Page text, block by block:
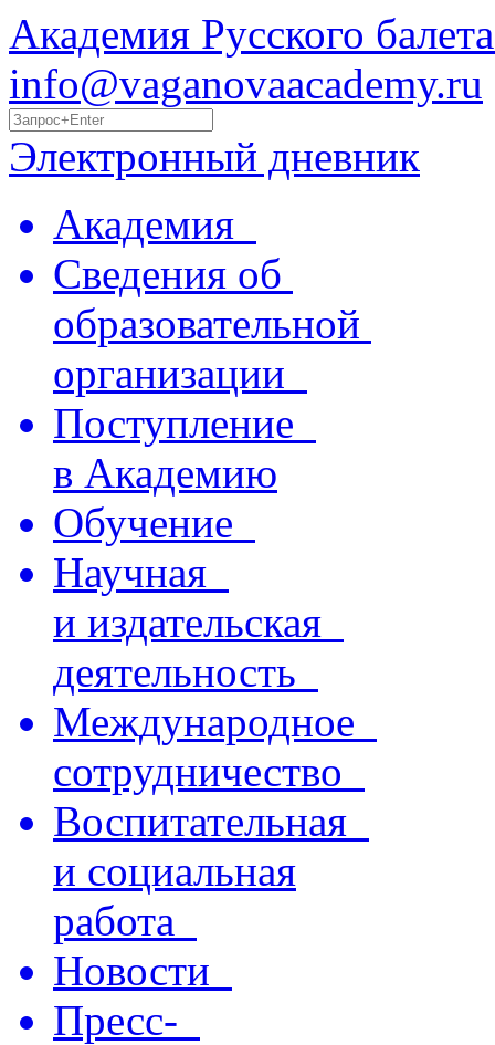
Академия Русского
info@vaganovaacademy.ru
Электронный дневник
Академия
Сведения об
образовательной
организации
Поступление
в Академию
Обучение
Научная
и издательская
деятельность
Международное
сотрудничество
Воспитательная
и социальная
работа
Новости
Пресс-